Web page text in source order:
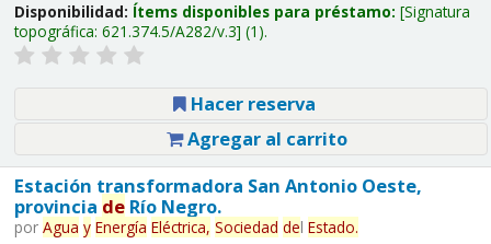
Disponibilidad: Ítems disponibles para préstamo: Signatura
topográfica: 621.374.5/A282/v.3 (1).
Hacer reserva
Agregar al carrito
Estación transformadora San Antonio Oeste,
provincia deRío Negro.
por Agua y Energía Eléctrica, Sociedad del Estado.